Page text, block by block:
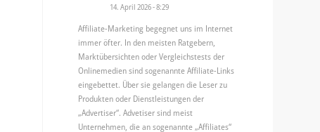
14. April 2026 - 8:29
Affiliate-Marketing begegnet uns im Internet
immer öfter. In den meisten Ratgebern,
Marktübersichten oder Vergleichstests der
Onlinemedien sind sogenannte Affiliate-Links
eingebettet. Über sie gelangen die Leser zu
Produkten oder Dienstleistungen der
„Advertiser“. Advetiser sind meist
Unternehmen, die an sogenannte „Affiliates“